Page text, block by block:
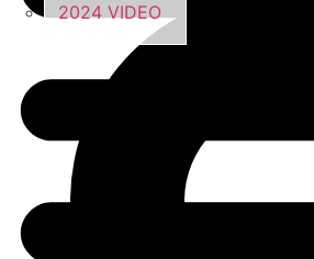
2024 VIDEO